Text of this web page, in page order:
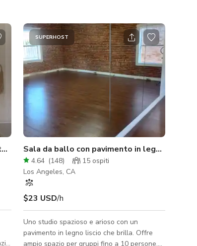
Peaceful Yoga Studio con luce naturale
SUPERHOST
Sala da ballo con pavimento in legno liscio 2 DTLA
4.64 (148) 15 ospiti
Los Angeles, CA
$23 USD/h
Uno studio spazioso e arioso con un
pavimento in legno liscio che brilla. Offre
ampio spazio per gruppi fino a 10 persone.